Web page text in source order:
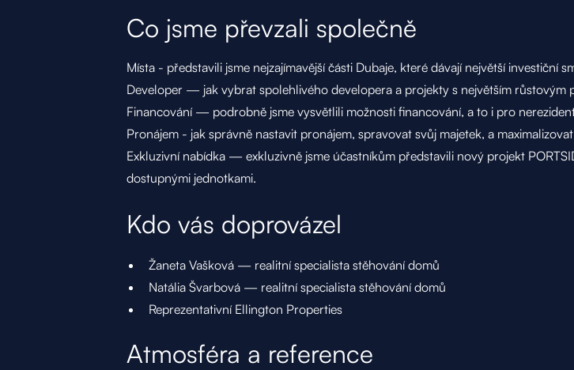
Co jsme převzali společně
Místa - představili jsme nejzajímavější části Dubaje, které dávají největší investiční
Developer — jak vybrat spolehlivého developera a projekty s největším růstovým
Financování — podrobně jsme vysvětlili možnosti financování, a to i pro
Pronájem - jak správně nastavit pronájem, spravovat svůj majetek, a
Exkluzivní nabídka — exkluzivně jsme účastníkům představili nový projekt
dostupnými jednotkami.
Kdo vás doprovázel
Žaneta Vašková — realitní specialista stěhování domů
Natália Švarbová — realitní specialista stěhování domů
Reprezentativní Ellington Properties
Atmosféra a reference